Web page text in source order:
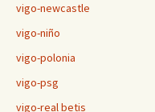
vigo-newcastle
vigo-niño
vigo-polonia
vigo-psg
vigo-real betis